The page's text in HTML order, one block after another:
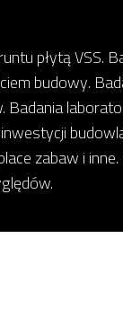
płytą VSS.
budowy.
zabaw i inne.